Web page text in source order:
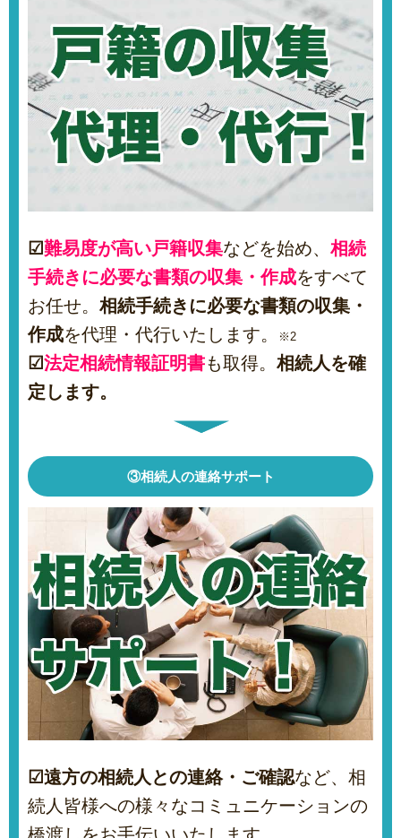
☑難易度が高い戸籍収集などを始め、相続
手続きに必要な書類の収集・作成をすべて
お任せ。相続手続きに必要な書類の収集・
作成を代理・代行いたします。 ※2
☑法定相続情報証明書も取得。相続人を確
定します。
③相続人の連絡サポート
☑遠方の相続人との連絡・ご確認など、相
続人皆様への様々なコミュニケーションの